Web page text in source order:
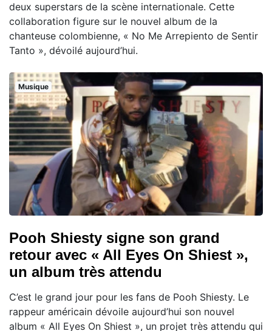
deux superstars de la scène internationale. Cette
collaboration figure sur le nouvel album de la
chanteuse colombienne, « No Me Arrepiento de Sentir
Tanto », dévoilé aujourd’hui.
Musique
Pooh Shiesty signe son grand
retour avec « All Eyes On Shiest »,
un album très attendu
C’est le grand jour pour les fans de Pooh Shiesty. Le
rappeur américain dévoile aujourd’hui son nouvel
album « All Eyes On Shiest », un projet très attendu qui